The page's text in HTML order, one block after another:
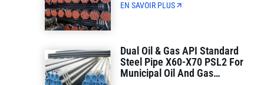
EN SAVOIR PLUS
Dual Oil & Gas API Standard
Steel Pipe X60-X70 PSL2 For
Municipal Oil And Gas